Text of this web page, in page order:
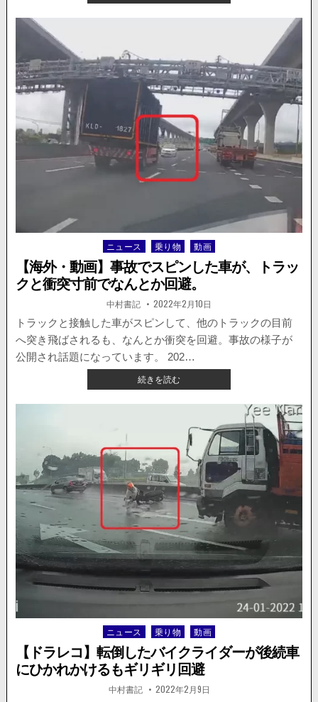
外
ニ
ス】
片
側
相
互
通
行
規
制
の
ル
で
ト
ラ
ッ
ク
と
正
面
衝
突。
恐
ラ
レ
コ
が
公
開。
Posted
in
ニュース 乗り物 動画
【海外・動画】事故でスピンした車が、トラッ
クと衝突寸前でなんとか回避。
著
者:
中村書記 掲
載
日：
2022年2月10日
トラックと接触した車がスピンして、他のトラックの目前
へ突き飛ばされるも、なんとか衝突を回避。事故の様子が
公開され話題になっています。 202…
続きを読む【海
外・
動
故
で
ス
ピ
ン
た
車
が、
ト
ラ
ッ
と
衝
突
寸
前
で
Posted
in
ニュース 乗り物 動画
【ドラレコ】転倒したバイクライダーが後続車
にひかれかけるもギリギリ回避
著
者:
中村書記 掲
載
2022年2月9日